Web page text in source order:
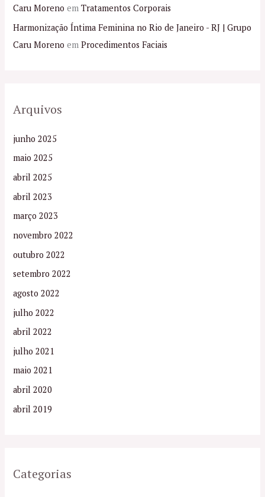
Caru Moreno emTratamentos Corporais
Harmonização Íntima Feminina no Rio de Janeiro - RJ | Grupo
Caru Moreno emProcedimentos Faciais
Arquivos
junho 2025
maio 2025
abril 2025
abril 2023
março 2023
novembro 2022
outubro 2022
setembro 2022
agosto 2022
julho 2022
abril 2022
julho 2021
maio 2021
abril 2020
abril 2019
Categorias